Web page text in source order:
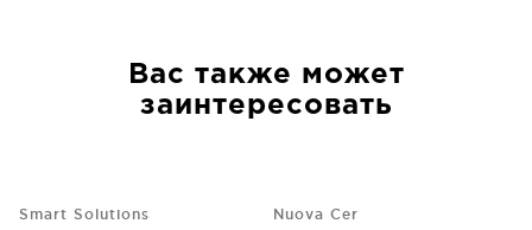
Вас также может
заинтересовать
Smart Solutions
Nuova Cer